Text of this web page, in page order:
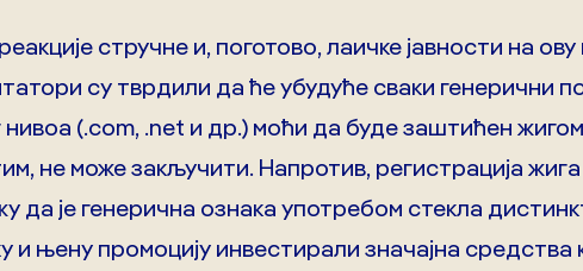
стручне и, поготово, лаичке јавности на
су тврдили да ће убудуће сваки генерични
нивоа (.com, .net и др.) моћи да буде заштићен
не може закључити. Напротив, регистрација
да је генерична ознака употребом стекла
и њену промоцију инвестирали значајна